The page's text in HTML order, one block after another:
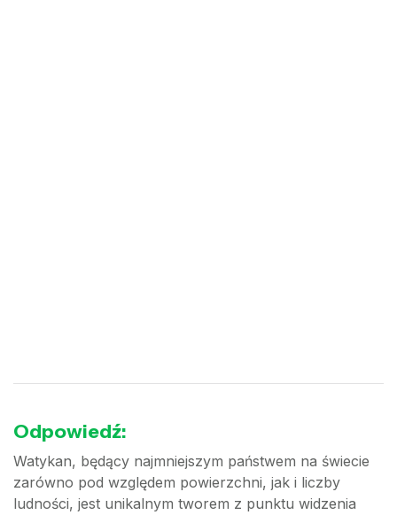
Odpowiedź:
Watykan, będący najmniejszym państwem na świecie
zarówno pod względem powierzchni, jak i liczby
ludności, jest unikalnym tworem z punktu widzenia